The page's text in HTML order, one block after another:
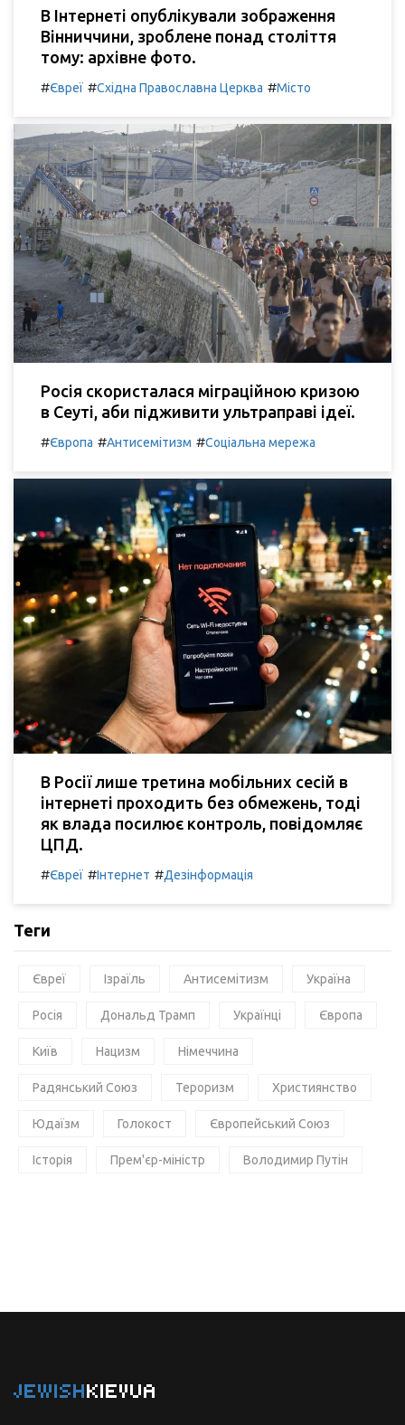
В Інтернеті опублікували зображення
Вінниччини, зроблене понад століття
тому: архівне фото.
#Євреї #Східна Православна Церква #Місто
Росія скористалася міграційною кризою
в Сеуті, аби підживити ультраправі ідеї.
#Європа #Антисемітизм #Соціальна мережа
В Росії лише третина мобільних сесій в
інтернеті проходить без обмежень, тоді
як влада посилює контроль, повідомляє
ЦПД.
#Євреї #Інтернет #Дезінформація
Теги
Євреї Ізраїль Антисемітизм Україна
Росія Дональд Трамп Українці Європа
Київ Нацизм Німеччина
Радянський Союз Тероризм Християнство
Юдаїзм Голокост Європейський Союз
Історія Прем'єр-міністр Володимир Путін
JEWISHKIEVUA